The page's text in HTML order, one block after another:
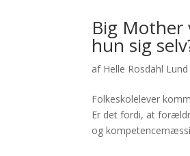
Big
hun sig
af Helle Rosdahl Lund
Folkeskolelever
Er det fordi, at
og